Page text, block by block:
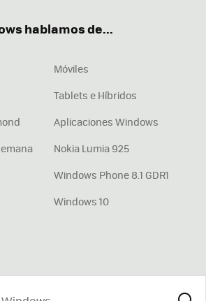
hablamos de...
Móviles
Tablets e Híbridos
Aplicaciones Windows
Nokia Lumia 925
Windows Phone 8.1 GDR1
Windows 10